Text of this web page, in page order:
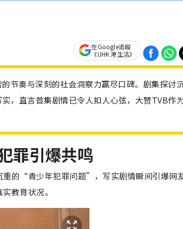
在Google追蹤
《UHK 港生活》
节奏与深刻的社会洞察力赢尽口碑。剧集探讨
，直言首集剧情已令人扣人心弦，大赞TVB作
罪引爆共鸣
重的“青少年犯罪问题”，写实剧情瞬间引爆网
教育状况。